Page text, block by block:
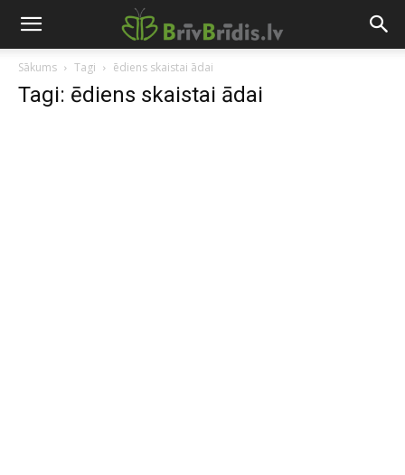
Sākums Tagi ēdiens skaistai ādai
Tagi: ēdiens skaistai ādai